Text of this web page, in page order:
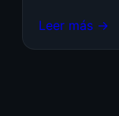
Leer más →